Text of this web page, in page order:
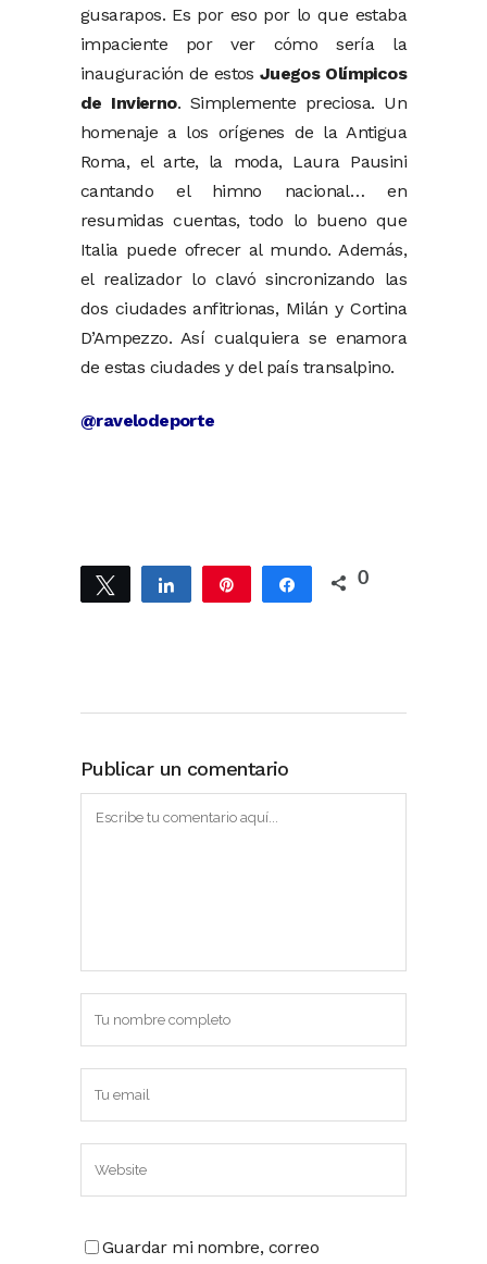
gusarapos. Es por eso por lo que estaba
impaciente por ver cómo sería la
inauguración de estos Juegos Olímpicos
de Invierno. Simplemente preciosa. Un
homenaje a los orígenes de la Antigua
Roma, el arte, la moda, Laura Pausini
cantando el himno nacional… en
resumidas cuentas, todo lo bueno que
Italia puede ofrecer al mundo. Además,
el realizador lo clavó sincronizando las
dos ciudades anfitrionas, Milán y Cortina
D’Ampezzo. Así cualquiera se enamora
de estas ciudades y del país transalpino.
@ravelodeporte
Twittear Compartir Compartir
0
Publicar un comentario
Guardar mi nombre, correo